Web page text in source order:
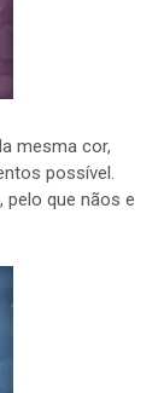
mesma cor,
possível.
pelo que nãos e